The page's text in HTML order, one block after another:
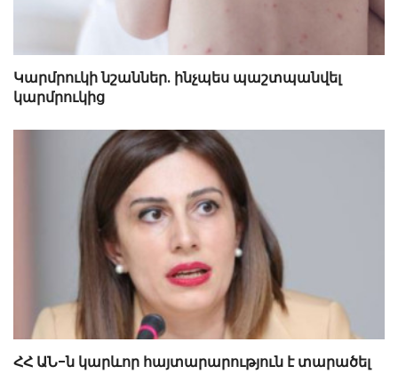
Կարմրուկի նշաններ. ինչպես պաշտպանվել
կարմրուկից
ՀՀ ԱՆ-ն կարևոր հայտարարություն է տարածել